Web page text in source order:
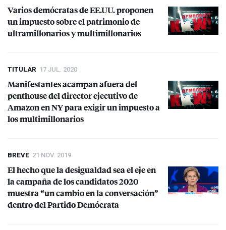
Varios demócratas de EE.UU. proponen
un impuesto sobre el patrimonio de
ultramillonarios y multimillonarios
TITULAR 17 JUL. 2020
Manifestantes acampan afuera del
penthouse del director ejecutivo de
Amazon en NY para exigir un impuesto a
los multimillonarios
BREVE 21 NOV. 2019
El hecho que la desigualdad sea el eje en
la campaña de los candidatos 2020
muestra “un cambio en la conversación”
dentro del Partido Demócrata